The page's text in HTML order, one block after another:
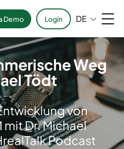
Demo Login DE
Weg
Tödt
von
mit Dr. Michael
Podcast